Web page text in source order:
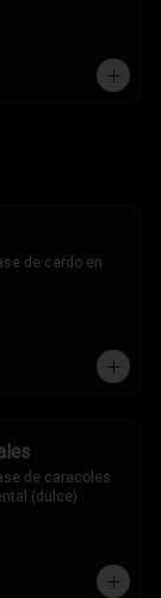
de cerdo en
de caracoles
(dulce)